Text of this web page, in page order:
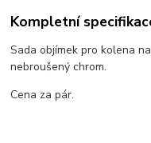
Kompletní
Sada objímek pro kolena
nebroušený chrom.
Cena za pár.